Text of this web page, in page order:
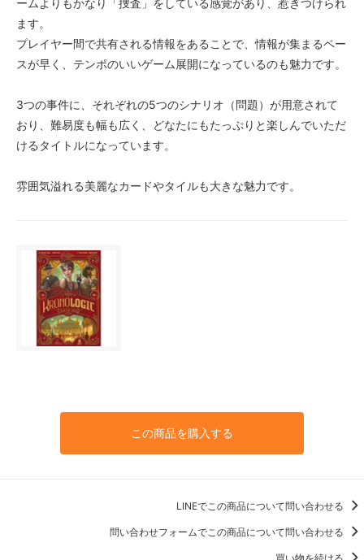
ームよりもかなり「捜査」をしている感覚があり、惹きつけられ
ます。
プレイヤー間で共有される情報をあることで、情報が集まるペー
スが早く、テンポのいいゲーム展開になっているのも魅力です。
3つの事件に、それぞれの5つのシナリオ（問題）が用意されて
おり、難易度も幅も広く、どなたにもたっぷりと楽しんでいただ
けるタイトルになっています。
雰囲気溢れる美麗なカードやタイルも大きな魅力です。
この商品を購入する
LINEでこの商品について問い合わせる
問い合わせフォームでこの商品について問い合わせる